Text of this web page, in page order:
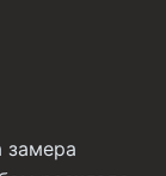
замера